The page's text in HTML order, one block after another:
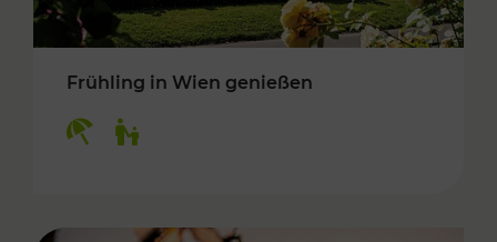
Frühling in Wien genießen